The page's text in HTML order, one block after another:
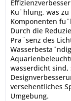
Ku¨hlung, was
Komponenten
Durch die
Pra¨senz des
wasserdicht
versehentliches
Umgebung.